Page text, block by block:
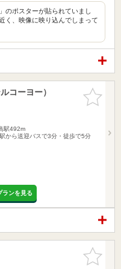
のポスターが貼られていまし
く、映像に映り込んでしまって
お気に入
りに追加
コーヨー）
駅492m
から送迎バスで3分・徒歩で5分
ランを見る
お気に入
りに追加